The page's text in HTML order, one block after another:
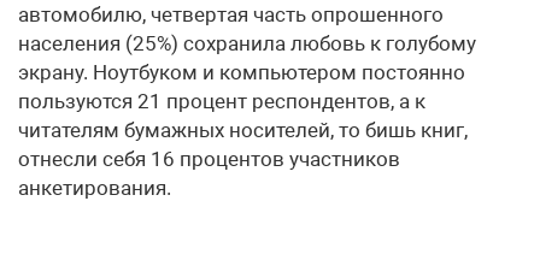
автомобилю, четвертая часть опрошенного
населения (25%) сохранила любовь к голубому
экрану. Ноутбуком и компьютером постоянно
пользуются 21 процент респондентов, а к
читателям бумажных носителей, то бишь книг,
отнесли себя 16 процентов участников
анкетирования.